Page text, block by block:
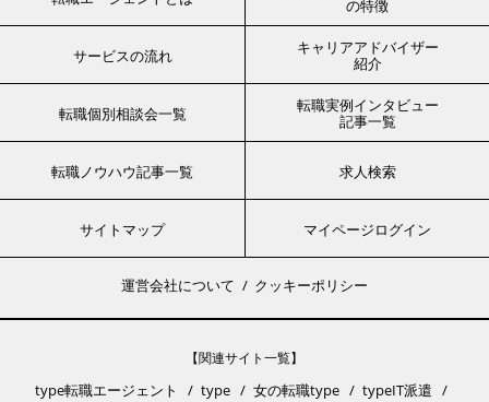
の特徴
サービスの流れ
キャリアアドバイザー
紹介
転職個別相談会一覧
転職実例インタビュー
記事一覧
転職ノウハウ記事一覧 求人検索
サイトマップ マイページログイン
運営会社について クッキーポリシー
【関連サイト一覧】
type転職エージェント type 女の転職type typeIT派遣